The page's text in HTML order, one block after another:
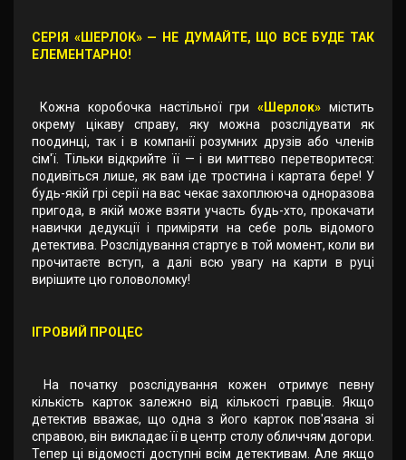
СЕРІЯ «ШЕРЛОК» — НЕ ДУМАЙТЕ, ЩО ВСЕ БУДЕ ТАК
ЕЛЕМЕНТАРНО!
Кожна коробочка настільної гри«Шерлок» містить
окрему цікаву справу, яку можна розслідувати як
поодинці, так і в компанії розумних друзів або членів
сім'ї. Тільки відкрийте її — і ви миттєво перетворитеся:
подивіться лише, як вам іде тростина і картата бере! У
будь-якій грі серії на вас чекає захоплююча одноразова
пригода, в якій може взяти участь будь-хто, прокачати
навички дедукції і приміряти на себе роль відомого
детектива. Розслідування стартує в той момент, коли ви
прочитаєте вступ, а далі всю увагу на карти в руці
вирішите цю головоломку!
ІГРОВИЙ ПРОЦЕС
На початку розслідування кожен отримує певну
кількість карток залежно від кількості гравців. Якщо
детектив вважає, що одна з його карток пов'язана зі
справою, він викладає її в центр столу обличчям догори.
Тепер ці відомості доступні всім детективам. Але якщо